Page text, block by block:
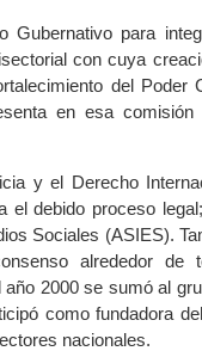
Gubernativo para
con cuya
del Poder
en esa
y el Derecho
el debido proceso
Sociales (ASIES).
alrededor de
2000 se sumó al
como fundadora
nacionales.